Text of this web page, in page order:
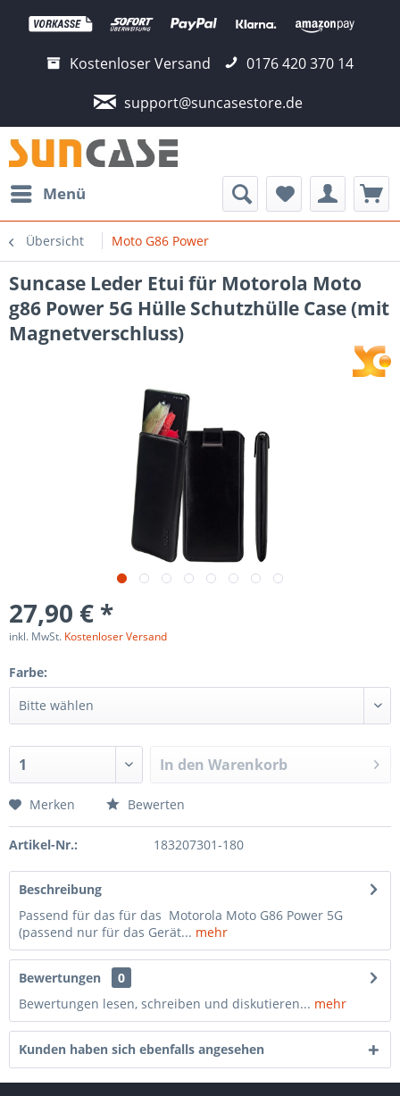
Kostenloser Versand
0176 420 370 14
support@suncasestore.de
Menü
Übersicht Moto G86 Power
Suncase Leder Etui für Motorola Moto
g86 Power 5G Hülle Schutzhülle Case (mit
Magnetverschluss)
27,90 € *
inkl. MwSt. Kostenloser Versand
Farbe:
In den Warenkorb
Merken Bewerten
Artikel-Nr.: 183207301-180
Beschreibung
Passend für das für das Motorola Moto G86 Power 5G
(passend nur für das Gerät... mehr
Bewertungen
0
Bewertungen lesen, schreiben und diskutieren... mehr
Kunden haben sich ebenfalls angesehen